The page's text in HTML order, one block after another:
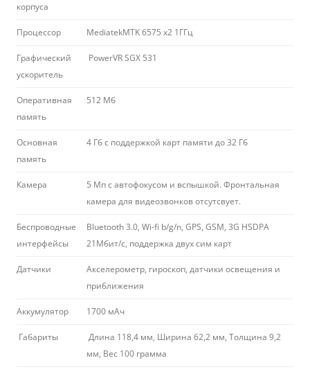
корпуса
Процессор MediatekMTK 6575 x2 1ГГц
Графический
ускоритель
PowerVR SGX 531
Оперативная
память
512 Мб
Основная
память
4 Гб с поддержкой карт памяти до 32 Гб
Камера
5 Мп с автофокусом и вспышкой. Фронтальная
камера для видеозвонков отсутсвует.
Беспроводные
интерфейсы
Bluetooth 3.0, Wi-fi b/g/n, GPS, GSM, 3G HSDPA
21Мбит/c, поддержка двух сим карт
Датчики
Акселерометр, гироскоп, датчики освещения и
приближения
Аккумулятор 1700 мАч
Габариты
Длина 118,4 мм, Ширина 62,2 мм, Толщина 9,2
мм, Вес 100 грамма